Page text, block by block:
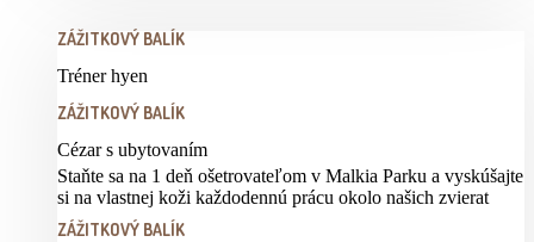
ZÁŽITKOVÝ BALÍK
Tréner hyen
ZÁŽITKOVÝ BALÍK
Cézar s ubytovaním
Staňte sa na 1 deň ošetrovateľom v Malkia Parku a vyskúšajte
si na vlastnej koži každodennú prácu okolo našich zvierat
ZÁŽITKOVÝ BALÍK